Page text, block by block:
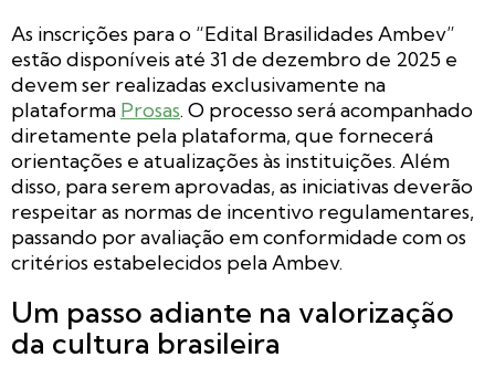
As inscrições para o “Edital Brasilidades Ambev”
estão disponíveis até 31 de dezembro de 2025 e
devem ser realizadas exclusivamente na
plataforma Prosas. O processo será acompanhado
diretamente pela plataforma, que fornecerá
orientações e atualizações às instituições. Além
disso, para serem aprovadas, as iniciativas deverão
respeitar as normas de incentivo regulamentares,
passando por avaliação em conformidade com os
critérios estabelecidos pela Ambev.
Um passo adiante na valorização
da cultura brasileira